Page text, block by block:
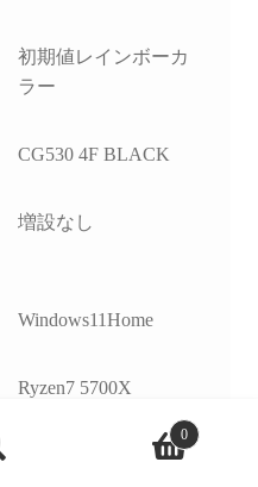
初期値レインボーカ
ラー
CG530 4F BLACK
増設なし
Windows11Home
Ryzen7 5700X
0